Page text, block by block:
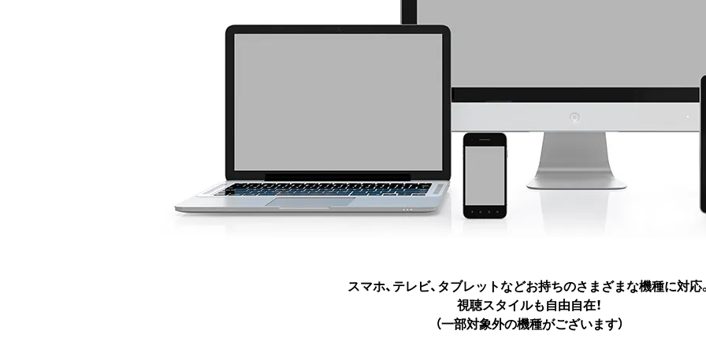
スマホ、テレビ、タブレットなどお持ちのさまざまな機種に対応
視聴スタイルも自由自在！
（一部対象外の機種がございます）